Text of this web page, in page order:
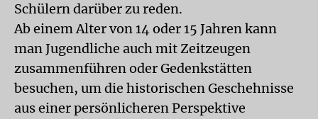
Schülern darüber zu reden.
Ab einem Alter von 14 oder 15 Jahren kann
man Jugendliche auch mit Zeitzeugen
zusammenführen oder Gedenkstätten
besuchen, um die historischen Geschehnisse
aus einer persönlicheren Perspektive